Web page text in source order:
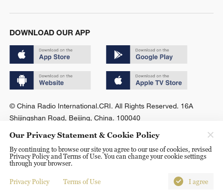
DOWNLOAD OUR APP
© China Radio International.CRI. All Rights Reserved. 16A
Shijingshan Road, Beijing, China. 100040
Our Privacy Statement & Cookie Policy
By continuing to browse our site you agree to our use of cookies, revised
Privacy Policy and Terms of Use. You can change your cookie settings
through your browser.
Privacy Policy Terms of Use I agree